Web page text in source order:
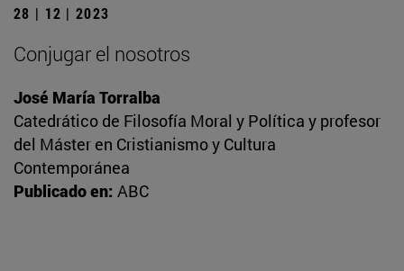
28 | 12 | 2023
Conjugar el nosotros
José María Torralba
Catedrático de Filosofía Moral y Política y profesor
del Máster en Cristianismo y Cultura
Contemporánea
Publicado en: ABC